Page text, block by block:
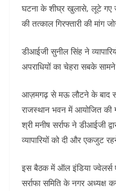
घटना के शीघ्र खुलासे, लूटे गए
की तत्काल गिरफ्तारी की मांग
डीआईजी सुनील सिंह ने
अपराधियों का चेहरा सबके सामने
आज़मगढ़ से मऊ लौटने के बाद
राजस्थान भवन में आयोजित की
श्री मनीष सर्राफ ने डीआईजी
व्यापारियों को दी और एकजुट
इस बैठक में ऑल इंडिया ज्वेलर्स
सर्राफा समिति के नगर अध्यक्ष